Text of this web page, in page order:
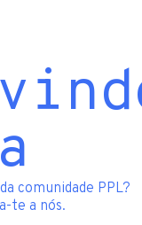
comunidade PPL?
te a nós.